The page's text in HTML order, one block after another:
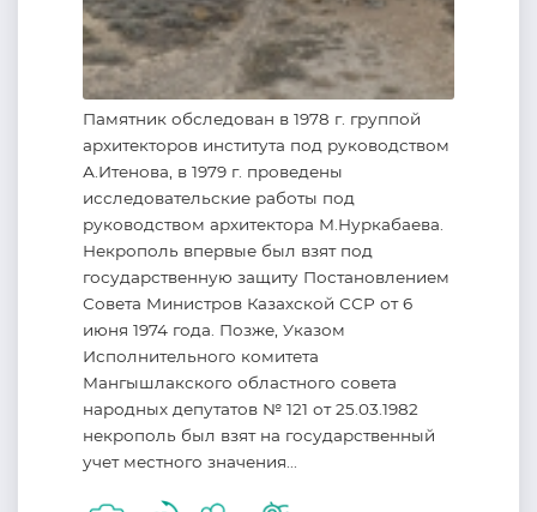
Памятник обследован в 1978 г. группой
архитекторов института под руководством
А.Итенова, в 1979 г. проведены
исследовательские работы под
руководством архитектора М.Нуркабаева.
Некрополь впервые был взят под
государственную защиту Постановлением
Совета Министров Казахской ССР от 6
июня 1974 года. Позже, Указом
Исполнительного комитета
Мангышлакского областного совета
народных депутатов № 121 от 25.03.1982
некрополь был взят на государственный
учет местного значения...